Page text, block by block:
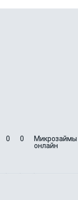
0 0
Микрозаймы
онлайн